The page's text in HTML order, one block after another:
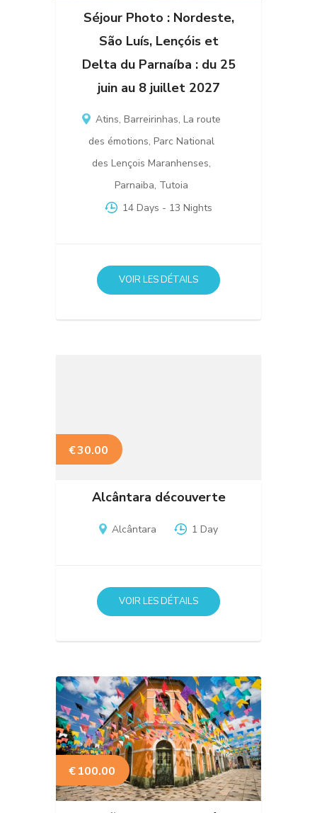
Séjour Photo : Nordeste,
São Luís, Lençóis et
Delta du Parnaíba : du 25
juin au 8 juillet 2027
Atins, Barreirinhas, La route
des émotions, Parc National
des Lençois Maranhenses,
Parnaiba, Tutoia
14 Days - 13 Nights
VOIR LES DÉTAILS
€30.00
Alcântara découverte
Alcântara 1 Day
VOIR LES DÉTAILS
€100.00